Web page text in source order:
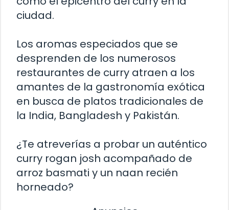
ciudad.
Los aromas especiados que se
desprenden de los numerosos
restaurantes de curry atraen a los
amantes de la gastronomía exótica
en busca de platos tradicionales de
la India, Bangladesh y Pakistán.
¿Te atreverías a probar un auténtico
curry rogan josh acompañado de
arroz basmati y un naan recién
horneado?